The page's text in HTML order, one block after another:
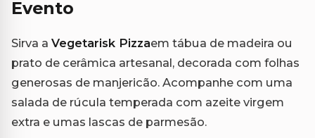
Evento
Sirva a Vegetarisk Pizzaem tábua de madeira ou
prato de cerâmica artesanal, decorada com folhas
generosas de manjericão. Acompanhe com uma
salada de rúcula temperada com azeite virgem
extra e umas lascas de parmesão.